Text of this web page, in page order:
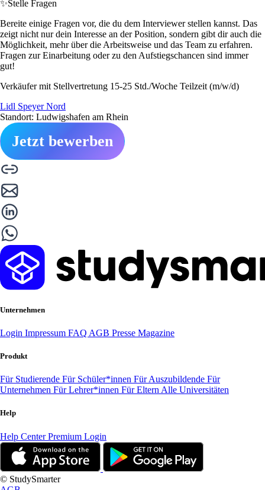
✨Stelle Fragen
Bereite einige Fragen vor, die du dem Interviewer stellen kannst. Das
zeigt nicht nur dein Interesse an der Position, sondern gibt dir auch die
Möglichkeit, mehr über die Arbeitsweise und das Team zu erfahren.
Fragen zur Einarbeitung oder zu den Aufstiegschancen sind immer
gut!
Verkäufer mit Stellvertretung 15-25 Std./Woche Teilzeit (m/w/d)
Lidl Speyer Nord
Standort: Ludwigshafen am Rhein
Jetzt bewerben
Unternehmen
Login Impressum FAQ AGB Presse Magazine
Produkt
Für Studierende Für Schüler*innen Für Auszubildende Für
Unternehmen Für Lehrer*innen Für Eltern Alle Universitäten
Help
Help CenterPremium Login
© StudySmarter